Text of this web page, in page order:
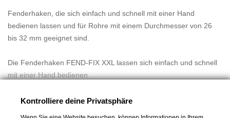
Fenderhaken, die sich einfach und schnell mit einer Hand
bedienen lassen und für Rohre mit einem Durchmesser von 26
bis 32 mm geeignet sind.
Die Fenderhaken FEND-FIX XXL lassen sich einfach und schnell
mit einer Hand bedienen
Wir alle kennen diese mühsame und lästige Arbeit, das Fenderseil
Kontrolliere deine Privatsphäre